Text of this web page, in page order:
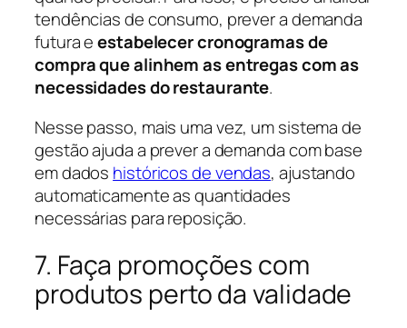
tendências de consumo, prever a demanda
futura eestabelecer cronogramas de
compra que alinhem as entregas com as
necessidades do restaurante.
Nesse passo, mais uma vez, um sistema de
gestão ajuda a prever a demanda com base
em dados históricos de vendas, ajustando
automaticamente as quantidades
necessárias para reposição.
7. Faça promoções com
produtos perto da validade